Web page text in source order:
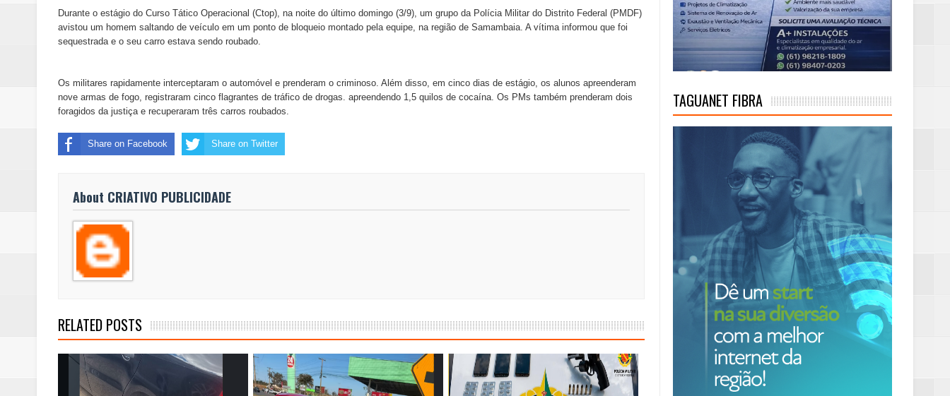
Durante o estágio do Curso Tático Operacional (Ctop), na noite do último domingo (3/9), um grupo da Polícia Militar do Distrito Federal (PMDF)
avistou um homem saltando de veículo em um ponto de bloqueio montado pela equipe, na região de Samambaia. A vítima informou que foi
sequestrada e o seu carro estava sendo roubado.
Os militares rapidamente interceptaram o automóvel e prenderam o criminoso. Além disso, em cinco dias de estágio, os alunos apreenderam
nove armas de fogo, registraram cinco flagrantes de tráfico de drogas. apreendendo 1,5 quilos de cocaína. Os PMs também prenderam dois
foragidos da justiça e recuperaram três carros roubados.
Share on Facebook Share on Twitter
About CRIATIVO PUBLICIDADE
RELATED POSTS
TAGUANET FIBRA